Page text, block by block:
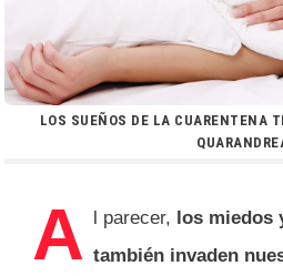
LOS SUEÑOS DE LA CUARENTENA
A l parecer, los miedos
también invaden